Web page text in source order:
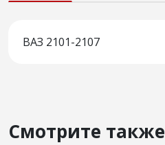
ВАЗ 2101-2107
Смотрите также